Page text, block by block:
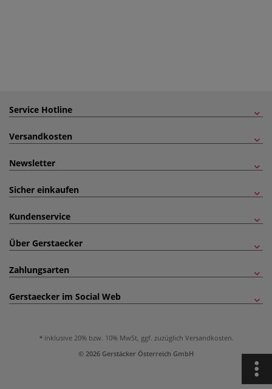
Service Hotline
Versandkosten
Newsletter
Sicher einkaufen
Kundenservice
Über Gerstaecker
Zahlungsarten
Gerstaecker im Social Web
inklusive 20% bzw. 10% MwSt, ggf. zuzüglich Versandkosten.
© 2026 Gerstäcker Österreich GmbH